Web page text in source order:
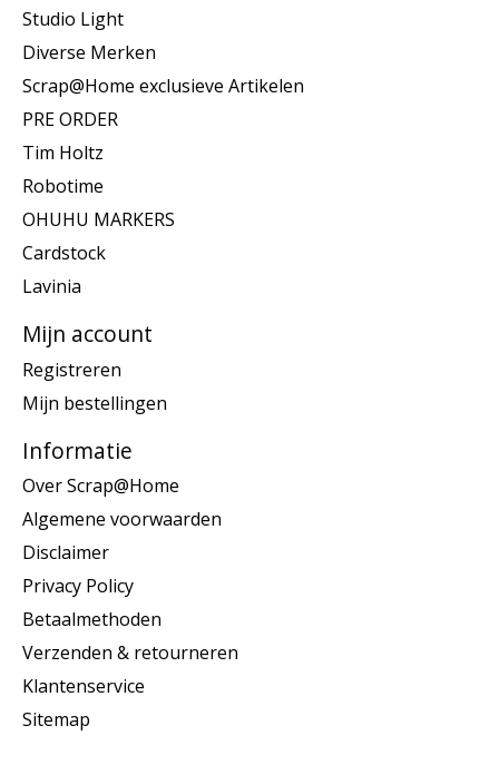
Studio Light
Diverse Merken
Scrap@Home exclusieve Artikelen
PRE ORDER
Tim Holtz
Robotime
OHUHU MARKERS
Cardstock
Lavinia
Mijn account
Registreren
Mijn bestellingen
Informatie
Over Scrap@Home
Algemene voorwaarden
Disclaimer
Privacy Policy
Betaalmethoden
Verzenden & retourneren
Klantenservice
Sitemap